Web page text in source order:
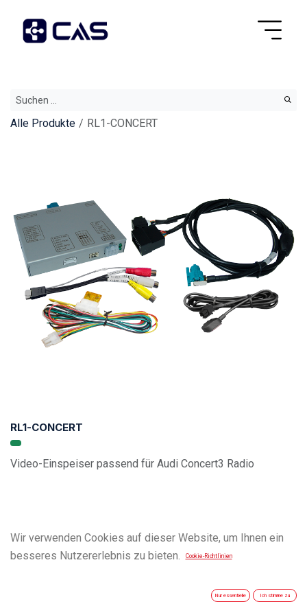
Alle Produkte RL1-CONCERT
RL1-CONCERT
Video-Einspeiser passend für Audi Concert3 Radio
Wir verwenden Cookies auf dieser Website, um Ihnen ein
besseres Nutzererlebnis zu bieten.
Cookie-Richtlinien
Nur essentielle Ich stimme zu